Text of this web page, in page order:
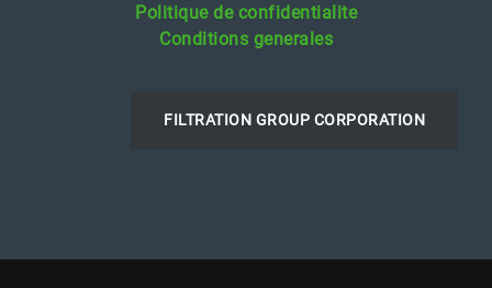
Politique de confidentialite
Conditions generales
FILTRATION GROUP CORPORATION